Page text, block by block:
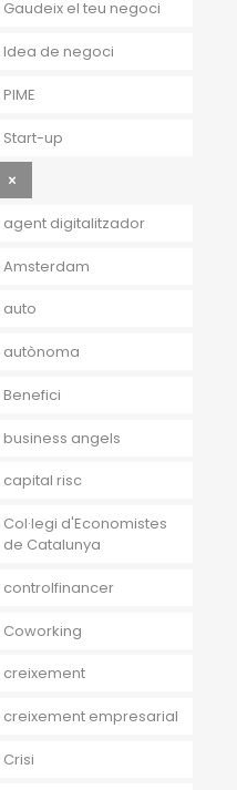
Gaudeix el teu negoci
Idea de negoci
PIME
Start-up
agent digitalitzador
Amsterdam
auto
autònoma
Benefici
business angels
capital risc
Col·legi d'Economistes
de Catalunya
controlfinancer
Coworking
creixement
creixement empresarial
Crisi